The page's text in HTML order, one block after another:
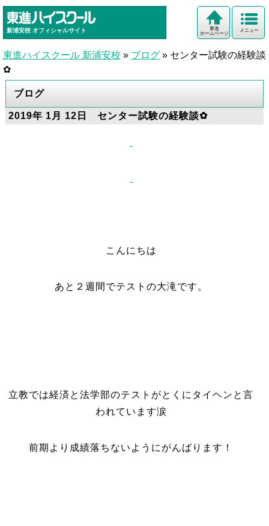
新浦安校 オフィシャルサイト メニュー
東進
ホームページ
東進ハイスクール 新浦安校 » ブログ » センター試験の経験談
✿
ブログ
2019年 1月 12日 センター試験の経験談✿
こんにちは
あと２週間でテストの大滝です。
立教では経済と法学部のテストがとくにタイヘンと言
われています涙
前期より成績落ちないようにがんばります！